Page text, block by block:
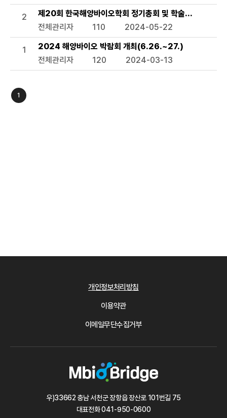
2
제20회 한국해양바이오학회 정기총회 및 학술발표회
전체관리자
110 2024-05-22
1
2024 해양바이오 박람회 개최(6.26.~27.)
전체관리자
120 2024-03-13
1
개인정보처리방침
이용약관
이메일무단수집거부
우)33662 충남 서천군 장항읍 장산로 101번길 75
대표전화041-950-0600